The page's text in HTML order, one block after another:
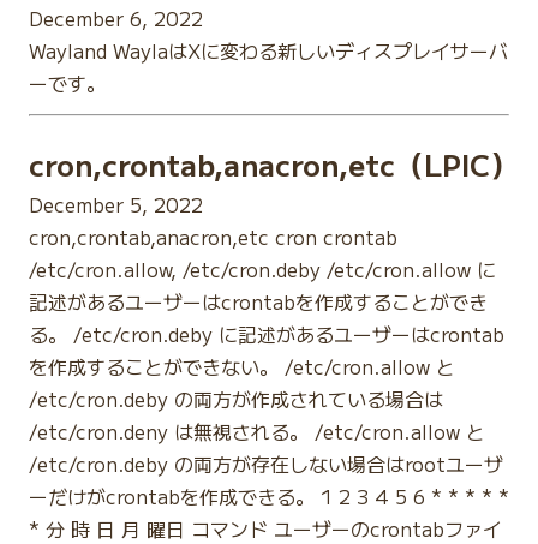
December 6, 2022
Wayland WaylaはXに変わる新しいディスプレイサーバ
ーです。
cron,crontab,anacron,etc（LPIC）
December 5, 2022
cron,crontab,anacron,etc cron crontab
/etc/cron.allow, /etc/cron.deby /etc/cron.allow に
記述があるユーザーはcrontabを作成することができ
る。 /etc/cron.deby に記述があるユーザーはcrontab
を作成することができない。 /etc/cron.allow と
/etc/cron.deby の両方が作成されている場合は
/etc/cron.deny は無視される。 /etc/cron.allow と
/etc/cron.deby の両方が存在しない場合はrootユーザ
ーだけがcrontabを作成できる。 1 2 3 4 5 6 * * * * *
* 分 時 日 月 曜日 コマンド ユーザーのcrontabファイ